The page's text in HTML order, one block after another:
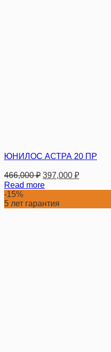
ЮНИЛОС АСТРА 20 ПР
466,000₽ 397,000 ₽
Read more
-15%
5 лет гарантия